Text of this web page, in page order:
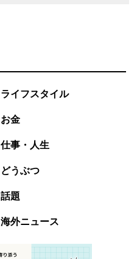
ライフスタイル
お金
仕事・人生
どうぶつ
話題
海外ニュース